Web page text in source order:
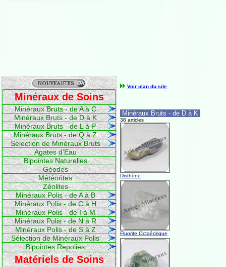
Minéraux de Soins
Minéraux Bruts - de A à C
Minéraux Bruts - de D à K
Minéraux Bruts - de L à P
Minéraux Bruts - de Q à Z
Sélection de Minéraux Bruts
Agates d'Eau
Bipointes Naturelles
Géodes
Météorites
Zéolites
Minéraux Polis - de A à B
Minéraux Polis - de C à H
Minéraux Polis - de I à M
Minéraux Polis - de N à R
Minéraux Polis - de S à Z
Sélection de Minéraux Polis
Bipointes Repolies
Matériels de Soins
Voir plan du site
Minéraux Bruts - de D à K
38 articles
Disthène
Fluorite Octaédrique